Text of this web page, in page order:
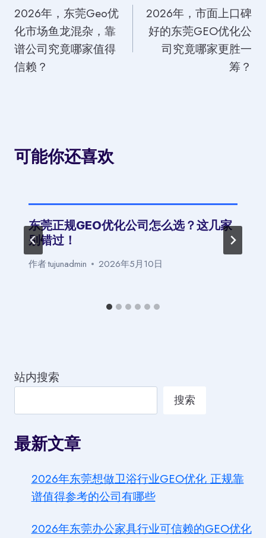
章
导
航
2026年，东莞Geo优
化市场鱼龙混杂，靠
谱公司究竟哪家值得
信赖？
2026年，市面上口碑
好的东莞GEO优化公
司究竟哪家更胜一
筹？
可能你还喜欢
东莞正规GEO优化公司怎么选？这几家
别错过！
作者tujunadmin 2026年5月10日
站内搜索
搜索
最新文章
2026年东莞想做卫浴行业GEO优化 正规靠
谱值得参考的公司有哪些
2026年东莞办公家具行业可信赖的GEO优化